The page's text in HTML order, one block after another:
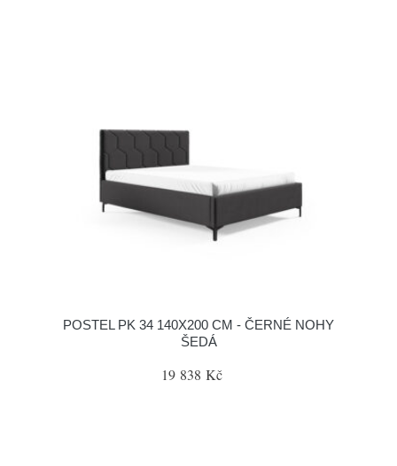
POSTEL PK 34 140X200 CM - ČERNÉ NOHY
ŠEDÁ
19 838 Kč